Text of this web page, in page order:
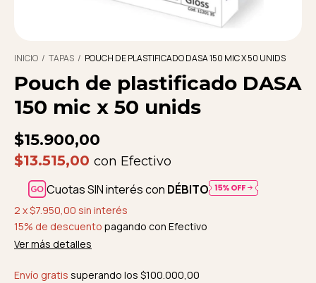
INICIO / TAPAS / POUCH DE PLASTIFICADO DASA 150 MIC X 50 UNIDS
Pouch de plastificado DASA
150 mic x 50 unids
$15.900,00
$13.515,00 con Efectivo
Cuotas SIN interés con DÉBITO
2 x$7.950,00 sin interés
15% de descuento pagando con Efectivo
Ver más detalles
Envío gratis superando los $100.000,00